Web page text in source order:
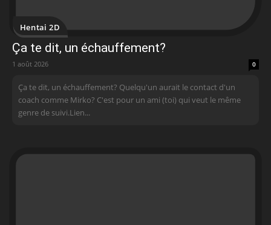
Hentai 2D
Ça te dit, un échauffement?
1 août 2026 0
Ça te dit, un échauffement? Quelqu'un aurait le contact d'un
coach comme Mirko? C'est pour un ami (toi) qui veut le même
genre de suivi.Lien...